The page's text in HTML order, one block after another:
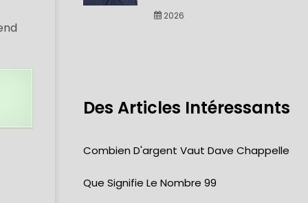
2026
Des Articles Intéressants
Combien D'argent Vaut Dave Chappelle
Que Signifie Le Nombre 99